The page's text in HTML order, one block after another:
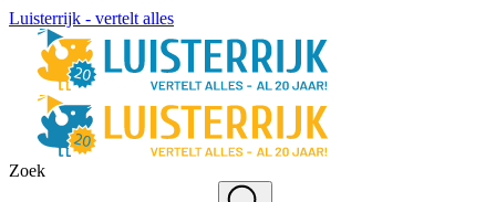
Luisterrijk - vertelt alles
Zoek